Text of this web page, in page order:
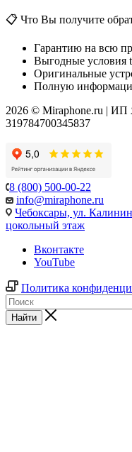
📋 Что Вы получите
Гарантию на всю
Выгодные условия
Оригинальные
Полную
2026 © Miraphone.ru |
319784700345837
8 (800) 500-00-22
info@miraphone.ru
Чебоксары, ул.
цокольный этаж
Вконтакте
YouTube
Политика
Найти